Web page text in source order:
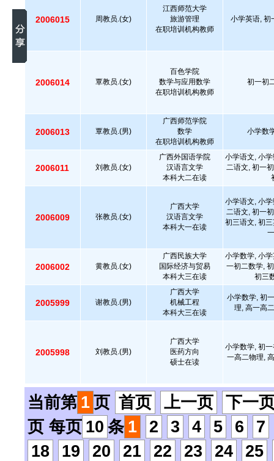
2006015 周教员.(女)
江西师范大学
旅游管理
在职培训机构教师
小学英语, 初
2006014 覃教员.(女)
百色学院
数学与应用数学
在职培训机构教师
初一初
2006013 覃教员.(男)
广西师范学院
数学
在职培训机构教师
小学数
2006011 刘教员.(女)
广西外国语学院
汉语言文学
本科大二在读
小学语文, 小
二语文, 初一
2006009 张教员.(女)
广西大学
汉语言文学
本科大一在读
小学语文, 小
二语文, 初一
初三语文, 初
2006002 黄教员.(女)
广西民族大学
国际经济与贸易
本科大三在读
小学数学, 小
一初二数学,
初三
2005999 谢教员.(男)
广西大学
机械工程
本科大三在读
小学数学, 初
理, 高一高
2005998 刘教员.(男)
广西大学
医药方向
硕士在读
小学数学, 初
一高二物理,
当前第 1 页 首页 上一页
下一
页 每页 10 条 1 2 3 4 5 6
7
18
19 20 21 22 23 24
25